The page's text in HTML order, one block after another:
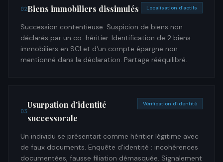
02Biens immobiliers dissimulés Localisation d'actifs
Succession contentieuse. Suspicion de biens non
déclarés par un co-héritier. Identification de 2 biens
immobiliers en SCI et d'un compte épargne non
mentionné dans la déclaration. Partage rééquilibré.
03
Usurpation d'identité
successorale
Vérification d'identité
Un individu se présentait comme héritier légitime avec
de faux documents. Enquête d'identité : incohérences
documentées, fausse filiation démasquée. Signalement